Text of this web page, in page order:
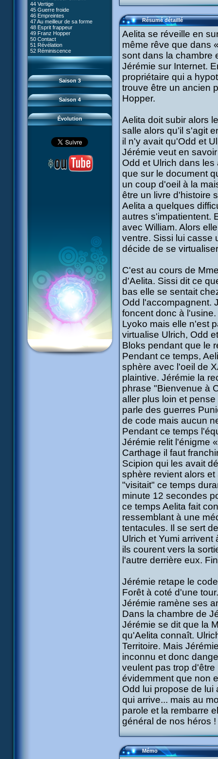
44 Vertige
45 Guerre froide
46 Empreintes
47 Au meilleur de sa forme
48 Esprit frappeur
49 Franz Hopper
50 Contact
51 Révélation
52 Réminiscence
Saison 3
54 Lyoko moins un
55 Raz de marée
56 Fausse piste
57 Aelita
58 Le prétendant
59 Le secret
60 Tarentule au plafond
61 Sabotage
62 Désincarnation
63 Triple sot
64 Surmenage
65 Dernier round
Saison 4
81 Oeil pour oeil
82 Mémoire blanche
83 Superstition
84 Missile guidé
85 La belle de Kadic
86 Kiwi superstar
87 Planète bleue
88 Cousins ennemis
89 Il est sensé d'être insensé
90 Médusée
91 Mauvaises ondes
93 Retour
94 Contre-attaque
95 Souvenirs
Évolution
#09 - Comment tromper XANA
#10 - Le réveil du guerrier
#11 - Rendez-vous
#12 - Chaos à Kadic
#13 - Vendredi 13
#14 - Intrusion
#15 - Les sans-codes
#16 - Confusion
#17 - Un avenir professionnel
assuré
#18 - Obstination
#19 - Le piège
#21 - Faux-semblants
#22 - Mutinerie
#24 - Paradoxe temporel
#25 - Hécatombe
#26 - Ultime mission
Résumé détaillé
Aelita se réveille en
même rêve que dans
sont dans la chambre
Jérémie sur Internet.
propriétaire qui a
trouve être un ancien
Hopper.
Aelita doit subir alors
salle alors qu’il s'agit
il n'y avait qu'Odd et
Jérémie veut en
Odd et Ulrich dans
que sur le document
un coup d'oeil à la
être un livre d'histoire
Aelita a quelques
autres s'impatientent.
avec William. Alors
ventre. Sissi lui casse
décide de se
C'est au cours de
d'Aelita. Sissi dit ce
bas elle se sentait
Odd l'accompagnent.
foncent donc à
Lyoko mais elle n'est
virtualise Ulrich, Odd
Bloks pendant que le
Pendant ce temps,
sphère avec l'oeil de
plaintive. Jérémie la
phrase "Bienvenue à
aller plus loin et
parle des guerres
de code mais aucun
Pendant ce temps
Jérémie relit l'énigme
Carthage il faut
Scipion qui les avait
sphère revient alors et
"visitait" ce temps
minute 12 secondes
ce temps Aelita fait
ressemblant à une
tentacules. Il se sert
Ulrich et Yumi
ils courent vers la
l'autre derrière eux.
Jérémie retape le
Forêt à coté d'une
Jérémie ramène ses
Dans la chambre de
Jérémie se dit que la
qu'Aelita connaît.
Territoire. Mais
inconnu et donc
veulent pas trop
évidemment que non
Odd lui propose de lui
qui arrive... mais au
parole et la rembarre
général de nos héros !
Mémo